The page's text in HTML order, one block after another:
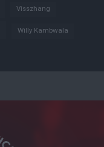
Visszhang
Willy Kambwala